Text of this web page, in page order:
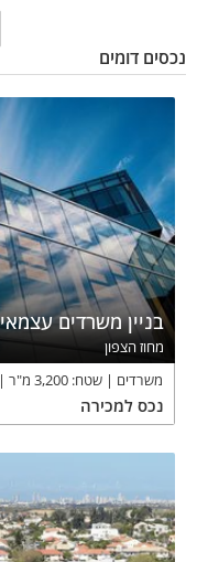
נכסים דומים
בניין משרדים
מחוז הצפון
משרדים
שטח: 3,200 מ"ר
נכס למכירה